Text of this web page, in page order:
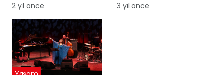
altına dönüşebilir!
Üstelik peynir altı
suyuyla
2 yıl önce
Sürdürülebilir Şehir
3 yıl önce